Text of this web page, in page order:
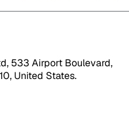
533 Airport Boulevard,
United States.